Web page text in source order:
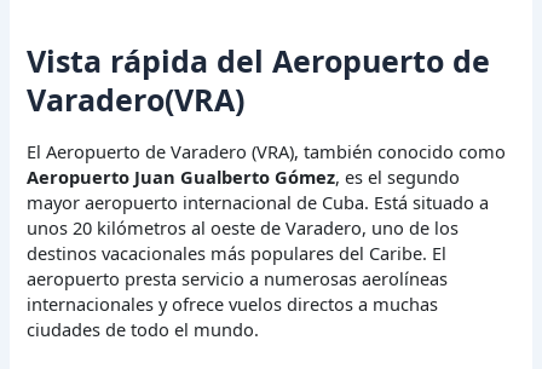
Vista rápida del Aeropuerto de
Varadero(VRA)
El Aeropuerto de Varadero (VRA), también conocido como
Aeropuerto Juan Gualberto Gómez, es el segundo
mayor aeropuerto internacional de Cuba. Está situado a
unos 20 kilómetros al oeste de Varadero, uno de los
destinos vacacionales más populares del Caribe. El
aeropuerto presta servicio a numerosas aerolíneas
internacionales y ofrece vuelos directos a muchas
ciudades de todo el mundo.